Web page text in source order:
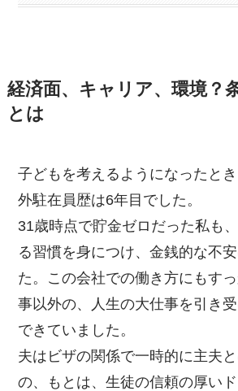
経済面、キャリア、環境？
とは
子どもを考えるようになったと
外駐在員歴は6年目でした。
31歳時点で貯金ゼロだった私も
る習慣を身につけ、金銭的な不
た。この会社での働き方にもす
事以外の、人生の大仕事を引き
できていました。
夫はビザの関係で一時的に主夫
の、もとは、生徒の信頼の厚い